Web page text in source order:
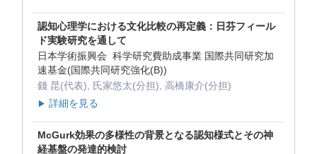
認知心理学における文化比較の再定義：日芬フィール
ド実験研究を通して
日本学術振興会 科学研究費助成事業 国際共同研究加
速基金(国際共同研究強化(B))
錢 昆(代表), 氏家悠太(分担), 高橋康介(分担)
▶ 詳細を見る
McGurk効果の多様性の背景となる認知様式とその神
経基盤の発達的検討